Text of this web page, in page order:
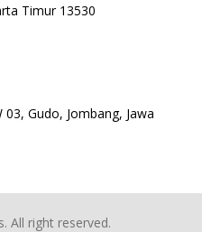
Timur 13530
03, Gudo, Jombang, Jawa
All right reserved.